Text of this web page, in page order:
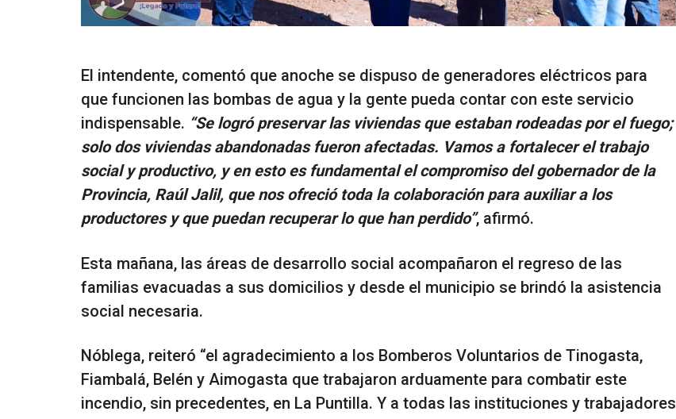
El intendente, comentó que anoche se dispuso de generadores eléctricos para
que funcionen las bombas de agua y la gente pueda contar con este servicio
indispensable. “Se logró preservar las viviendas que estaban rodeadas por el fuego;
solo dos viviendas abandonadas fueron afectadas. Vamos a fortalecer el trabajo
social y productivo, y en esto es fundamental el compromiso del gobernador de la
Provincia, Raúl Jalil, que nos ofreció toda la colaboración para auxiliar a los
productores y que puedan recuperar lo que han perdido”, afirmó.
Esta mañana, las áreas de desarrollo social acompañaron el regreso de las
familias evacuadas a sus domicilios y desde el municipio se brindó la asistencia
social necesaria.
Nóblega, reiteró “el agradecimiento a los Bomberos Voluntarios de Tinogasta,
Fiambalá, Belén y Aimogasta que trabajaron arduamente para combatir este
incendio, sin precedentes, en La Puntilla. Y a todas las instituciones y trabajadores